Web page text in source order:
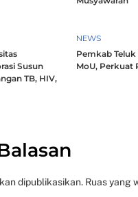
Susun
TB, HIV,
NEWS
Pemkab
MoU, Perkuat
dipublikasikan. Ruas yang